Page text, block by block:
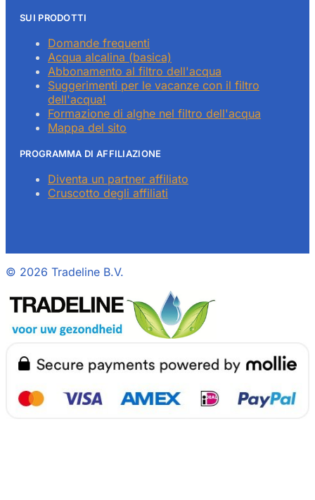
SUI PRODOTTI
Domande frequenti
Acqua alcalina (basica)
Abbonamento al filtro dell'acqua
Suggerimenti per le vacanze con il filtro
dell'acqua!
Formazione di alghe nel filtro dell'acqua
Mappa del sito
PROGRAMMA DI AFFILIAZIONE
Diventa un partner affiliato
Cruscotto degli affiliati
© 2026 Tradeline B.V.